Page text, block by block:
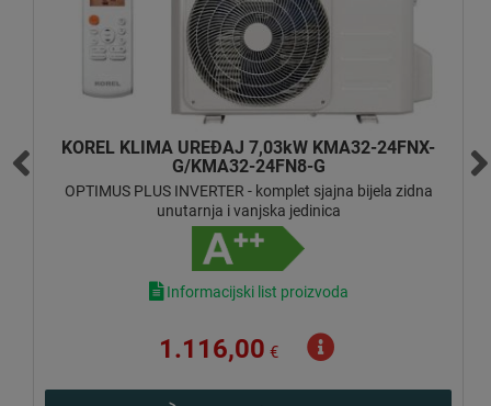
KOREL KLIMA UREĐAJ 7,03kW KMA32-24FNX-
G/KMA32-24FN8-G
OPTIMUS PLUS INVERTER - komplet sjajna bijela zidna
unutarnja i vanjska jedinica
Informacijski list proizvoda
1.116,00 €